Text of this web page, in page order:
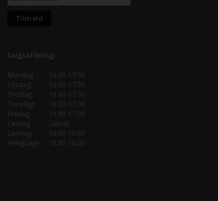
Salgsafdeling:
Mandag:
10.00-17.00
Tirsdag:
10.00-17.00
Onsdag:
10.00-17.00
Torsdag:
10.00-17.00
Fredag:
10.00-17.00
Lørdag:
Lukket
Søndag:
10.00-16.00
Helligdage:
10.00-16.00